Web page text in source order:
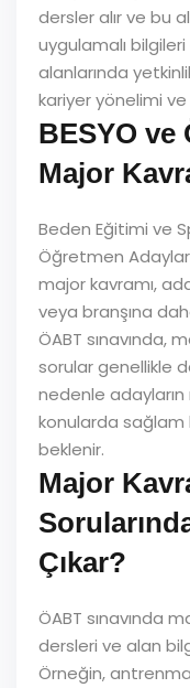
dersler alır ve bu
uygulamalı
alanlarında
kariyer yönelimi ve
BESYO ve
Major
Beden Eğitimi ve
Öğretmen
major kavramı,
veya branşına
ÖABT sınavında,
sorular genellikle
nedenle
konularda sağlam
beklenir.
Major
Çıkar?
ÖABT sınavında
dersleri ve alan
Örneğin,